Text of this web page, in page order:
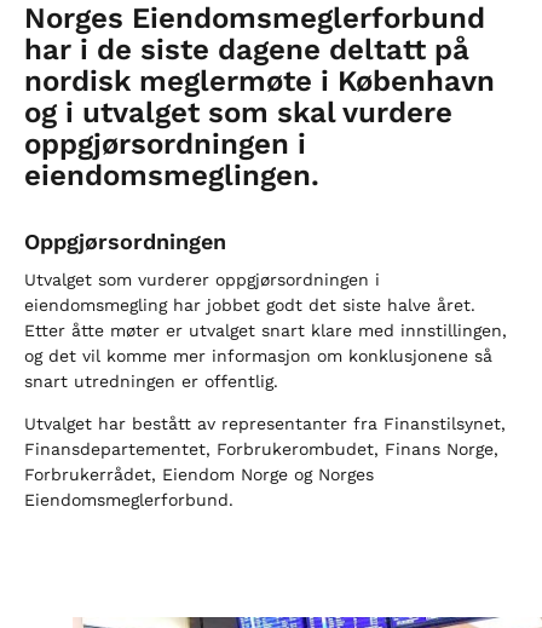
Norges Eiendomsmeglerforbund
har i de siste dagene deltatt på
nordisk meglermøte i København
og i utvalget som skal vurdere
oppgjørsordningen i
eiendomsmeglingen.
Oppgjørsordningen
Utvalget som vurderer oppgjørsordningen i
eiendomsmegling har jobbet godt det siste halve året.
Etter åtte møter er utvalget snart klare med innstillingen,
og det vil komme mer informasjon om konklusjonene så
snart utredningen er offentlig.
Utvalget har bestått av representanter fra Finanstilsynet,
Finansdepartementet, Forbrukerombudet, Finans Norge,
Forbrukerrådet, Eiendom Norge og Norges
Eiendomsmeglerforbund.